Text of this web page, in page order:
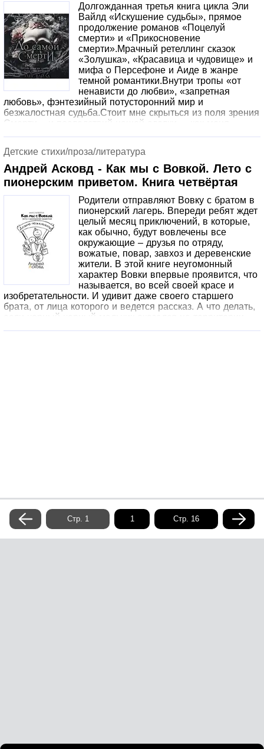
Долгожданная третья книга цикла Эли
Вайлд «Искушение судьбы», прямое
продолжение романов «Поцелуй
смерти» и «Прикосновение
смерти».Мрачный ретеллинг сказок
«Золушка», «Красавица и чудовище» и
мифа о Персефоне и Аиде в жанре
темной романтики.Внутри тропы «от
ненависти до любви», «запретная
любовь», фэнтезийный потусторонний мир и
безжалостная судьба.Стоит мне скрыться из поля зрения
Смерти – и последствий нашей сделки, – как меня
ли роковую ошибку?Нет. Я отгоняю эти мысли, не
позволяя им вновь ранить мое и без того измученное
сердце. Я продолжаю бежать – наперекор собственным
чувствам.С каждым шагом моя ошибка становится лишь
неизбежнее. Ошибка, рожденная
непослушанием.Однажды судьба заставит меня пасть на
колени ради тех, кого я люблю.Ради него.Ради… нас.©
Оформление. ООО «Издательство АСТ», 2021
Детские стихи/проза/литература
Андрей Асковд - Как мы с Вовкой. Лето с
пионерским приветом. Книга четвёртая
Родители отправляют Вовку с братом в
пионерский лагерь. Впереди ребят ждет
целый месяц приключений, в которые,
как обычно, будут вовлечены все
окружающие – друзья по отряду,
вожатые, повар, завхоз и деревенские
жители. В этой книге неугомонный
характер Вовки впервые проявится, что
называется, во всей своей красе и
изобретательности. И удивит даже своего старшего
брата, от лица которого и ведется рассказ. А что делать,
если черный-черный мальчик оказался на территории
Стр. 1 Стр. 16